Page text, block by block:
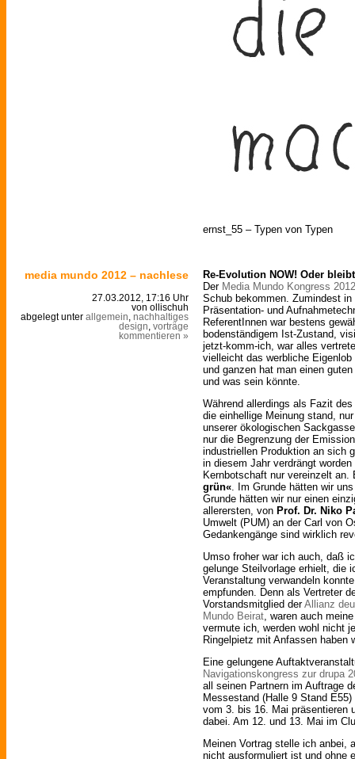
ernst_55 – Typen von Typen
media mundo 2012 – nachlese
27.03.2012, 17:16 Uhr
von ollischuh
abgelegt unter allgemein nachhaltiges
design vorträge
kommentieren »
Re-Evolution NOW! Oder
Der Media Mundo Kongress 2012
Schub bekommen. Zumindest
Präsentation- und
ReferentInnen war bestens
bodenständigem Ist-Zustand,
jetzt-komm-ich, war alles
vielleicht das werbliche
und ganzen hat man einen
und was sein könnte.
Während allerdings als Fazit
die einhellige Meinung stand,
unserer ökologischen
nur die Begrenzung der
industriellen Produktion an sich
in diesem Jahr verdrängt
Kernbotschaft nur vereinzelt an.
grün«. Im Grunde hätten wir
Grunde hätten wir nur einen
allerersten, von Prof. Dr. Niko
Umwelt (PUM) an der Carl von
Gedankengänge sind wirklich
Umso froher war ich auch, daß
gelunge Steilvorlage erhielt, die
Veranstaltung verwandeln
empfunden. Denn als Vertreter
Vorstandsmitglied derAllianz
Mundo Beirat, waren auch
vermute ich, werden wohl nicht
Ringelpietz mit Anfassen haben
Eine gelungene
Navigationskongress zur drupa
all seinen Partnern im Auftrage
Messestand (Halle 9 Stand
vom 3. bis 16. Mai präsentieren
dabei. Am 12. und 13. Mai im
Meinen Vortrag stelle ich anbei,
nicht ausformuliert ist und ohne